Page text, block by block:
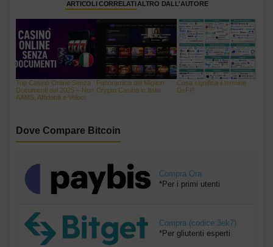
ARTICOLI CORRELATI ALTRO DALL'AUTORE
Top Casinò Online Senza
Documenti del 2025 – Non
AAMS, Affidabili e Veloci
Panoramica dei Migliori
Crypto Casino in Italia
Cosa significa il termine
DeFi?
Dove Compare Bitcoin
Compra Ora
*Per i primi utenti
Compra (codice:3ek7)
*Per gliutenti esperti